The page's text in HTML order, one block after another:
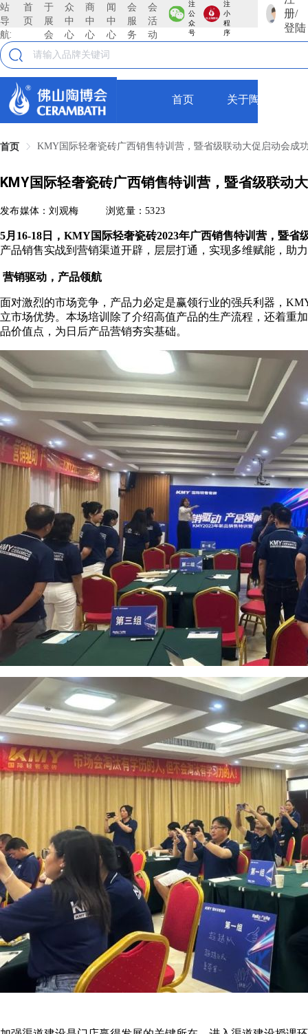
站
导
航:
首
页
于
展
会
众
中
心
商
中
心
闻
中
心
会
服
务
会
活
动
注
公
众
号
注
小
程
序
册/
登陆
首页 关于陶博会
首页 KMY国际轻奢瓷砖广西销售特训营，暨省级联动大促启动会成
KMY国际轻奢瓷砖广西销售特训营，暨省级联动
发布媒体：刘观梅 浏览量：5323
5月16-18日，KMY国际轻奢瓷砖2023年广西销售特训营，暨
产品销售实战到营销渠道开辟，层层打通，实现多维赋能，助
营销驱动，产品领航
面对激烈的市场竞争，产品力必定是赢领行业的强兵利器，
立市场优势。本场培训除了介绍高值产品的生产流程，还着重
品价值点，为日后产品营销夯实基础。